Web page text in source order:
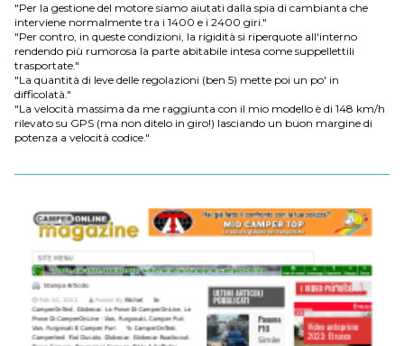
"Per la gestione del motore siamo aiutati dalla spia di cambianta che
interviene normalmente tra i 1400 e i 2400 giri."
"Per contro, in queste condizioni, la rigidità si riperquote all'interno
rendendo più rumorosa la parte abitabile intesa come suppellettili
trasportate."
"La quantità di leve delle regolazioni (ben 5) mette poi un po' in
difficolatà."
"La velocità massima da me raggiunta con il mio modello è di 148 km/h
rilevato su GPS (ma non ditelo in giro!) lasciando un buon margine di
potenza a velocità codice."